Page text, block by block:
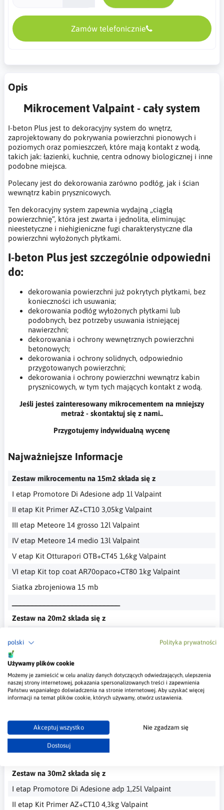
polski Polityka prywatności
Używamy plików cookie
Możemy je zamieścić w celu analizy danych dotyczących odwiedzających, ulepszenia
naszej strony internetowej, pokazania spersonalizowanych treści i zapewnienia
Państwu wspaniałego doświadczenia na stronie internetowej. Aby uzyskać więcej
informacji na temat plików cookie, których używamy, otwórz ustawienia.
Akceptuj wszystko Nie zgadzam się
Dostosuj
Zamów telefonicznie
Opis
Mikrocement Valpaint - cały system
I-beton Plus jest to dekoracyjny system do wnętrz,
zaprojektowany do pokrywania powierzchni pionowych i
poziomych oraz pomieszczeń, które mają kontakt z wodą,
takich jak: łazienki, kuchnie, centra odnowy biologicznej i inne
podobne miejsca.
Polecany jest do dekorowania zarówno podłóg, jak i ścian
wewnątrz kabin prysznicowych.
Ten dekoracyjny system zapewnia wydajną „ciągłą
powierzchnię”, która jest zwarta i jednolita, eliminując
nieestetyczne i niehigieniczne fugi charakterystyczne dla
powierzchni wyłożonych płytkami.
I-beton Plus jest szczególnie odpowiedni
do:
dekorowania powierzchni już pokrytych płytkami, bez
konieczności ich usuwania;
dekorowania podłóg wyłożonych płytkami lub
podobnych, bez potrzeby usuwania istniejącej
nawierzchni;
dekorowania i ochrony wewnętrznych powierzchni
betonowych;
dekorowania i ochrony solidnych, odpowiednio
przygotowanych powierzchni;
dekorowania i ochrony powierzchni wewnątrz kabin
prysznicowych, w tym tych mających kontakt z wodą.
Jeśli jesteś zainteresowany mikrocementem na mniejszy
metraż - skontaktuj się z nami..
Przygotujemy indywidualną wycenę
Najważniejsze Informacje
Zestaw mikrocementu na 15m2 składa się z
I etap Promotore Di Adesione adp 1l Valpaint
II etap Kit Primer AZ+CT10 3,05kg Valpaint
III etap Meteore 14 grosso 12l Valpaint
IV etap Meteore 14 medio 13l Valpaint
V etap Kit Otturapori OTB+CT45 1,6kg Valpaint
VI etap Kit top coat AR70opaco+CT80 1kg Valpaint
Siatka zbrojeniowa 15 mb
Zestaw na 20m2 sklada się z
II etap Kit Primer AZ+CT10 4,65kg Valpaint
III etap Meteore 14 grosso 14l Valpaint
IV etap Meteore 14 medio 24l Valpaint
V etap Kit Otturapori OTB+CT45 2kg Valpaint
VI etap Kit top coat AR70opaco+CT80 1kg Valpaint
Siatka zbrojeniowa 20mb
Zestaw na 30m2 składa się z
I etap Promotore Di Adesione adp 1,25l Valpaint
II etap Kit Primer AZ+CT10 4,3kg Valpaint